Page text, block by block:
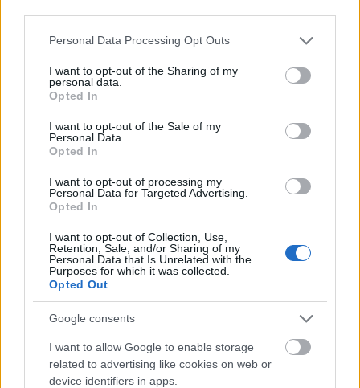
Please note that this website/app uses one or more Google
not limited to your visit or usage behaviour. You may click to
grant or deny consent to Google and its third-party tags to
use your data for below specified purposes in below Google
consent section.
Personal Data Processing Opt Outs
I want to opt-out of the Sharing of my
personal data.
Opted In
I want to opt-out of the Sale of my
Personal Data.
Opted In
I want to opt-out of processing my
Personal Data for Targeted Advertising.
Opted In
I want to opt-out of Collection, Use,
Retention, Sale, and/or Sharing of my
Personal Data that Is Unrelated with the
Purposes for which it was collected.
Opted Out
Google consents
I want to allow Google to enable storage
related to advertising like cookies on web or
device identifiers in apps.
Ζεσταίνουμε λίγο νερό σε μια κατσαρόλα,
σβήνουμε και προσθέτουμε το λάδι ανακατεύουμε
και ρίχνουμε αυτό το μίγμα στο μπολ. Χτυπάμε
σβώλους. Ύστερα προσθέτουμε το χυμό μισού
λεμονιού και ανακατεύουμε για τελευταία φορά.
Ρίχνουμε το μίγμα με τη βοήθεια μιας σπάτουλας
σε ένα ταψί και ψήνουμε για 40 λεπτά στους 160
βαθμούς. Μόλις ψηθεί, αφήνουμε κρυώσει και αν
θέλουμε πασπαλίζουμε με ζάχαρη άχνη.